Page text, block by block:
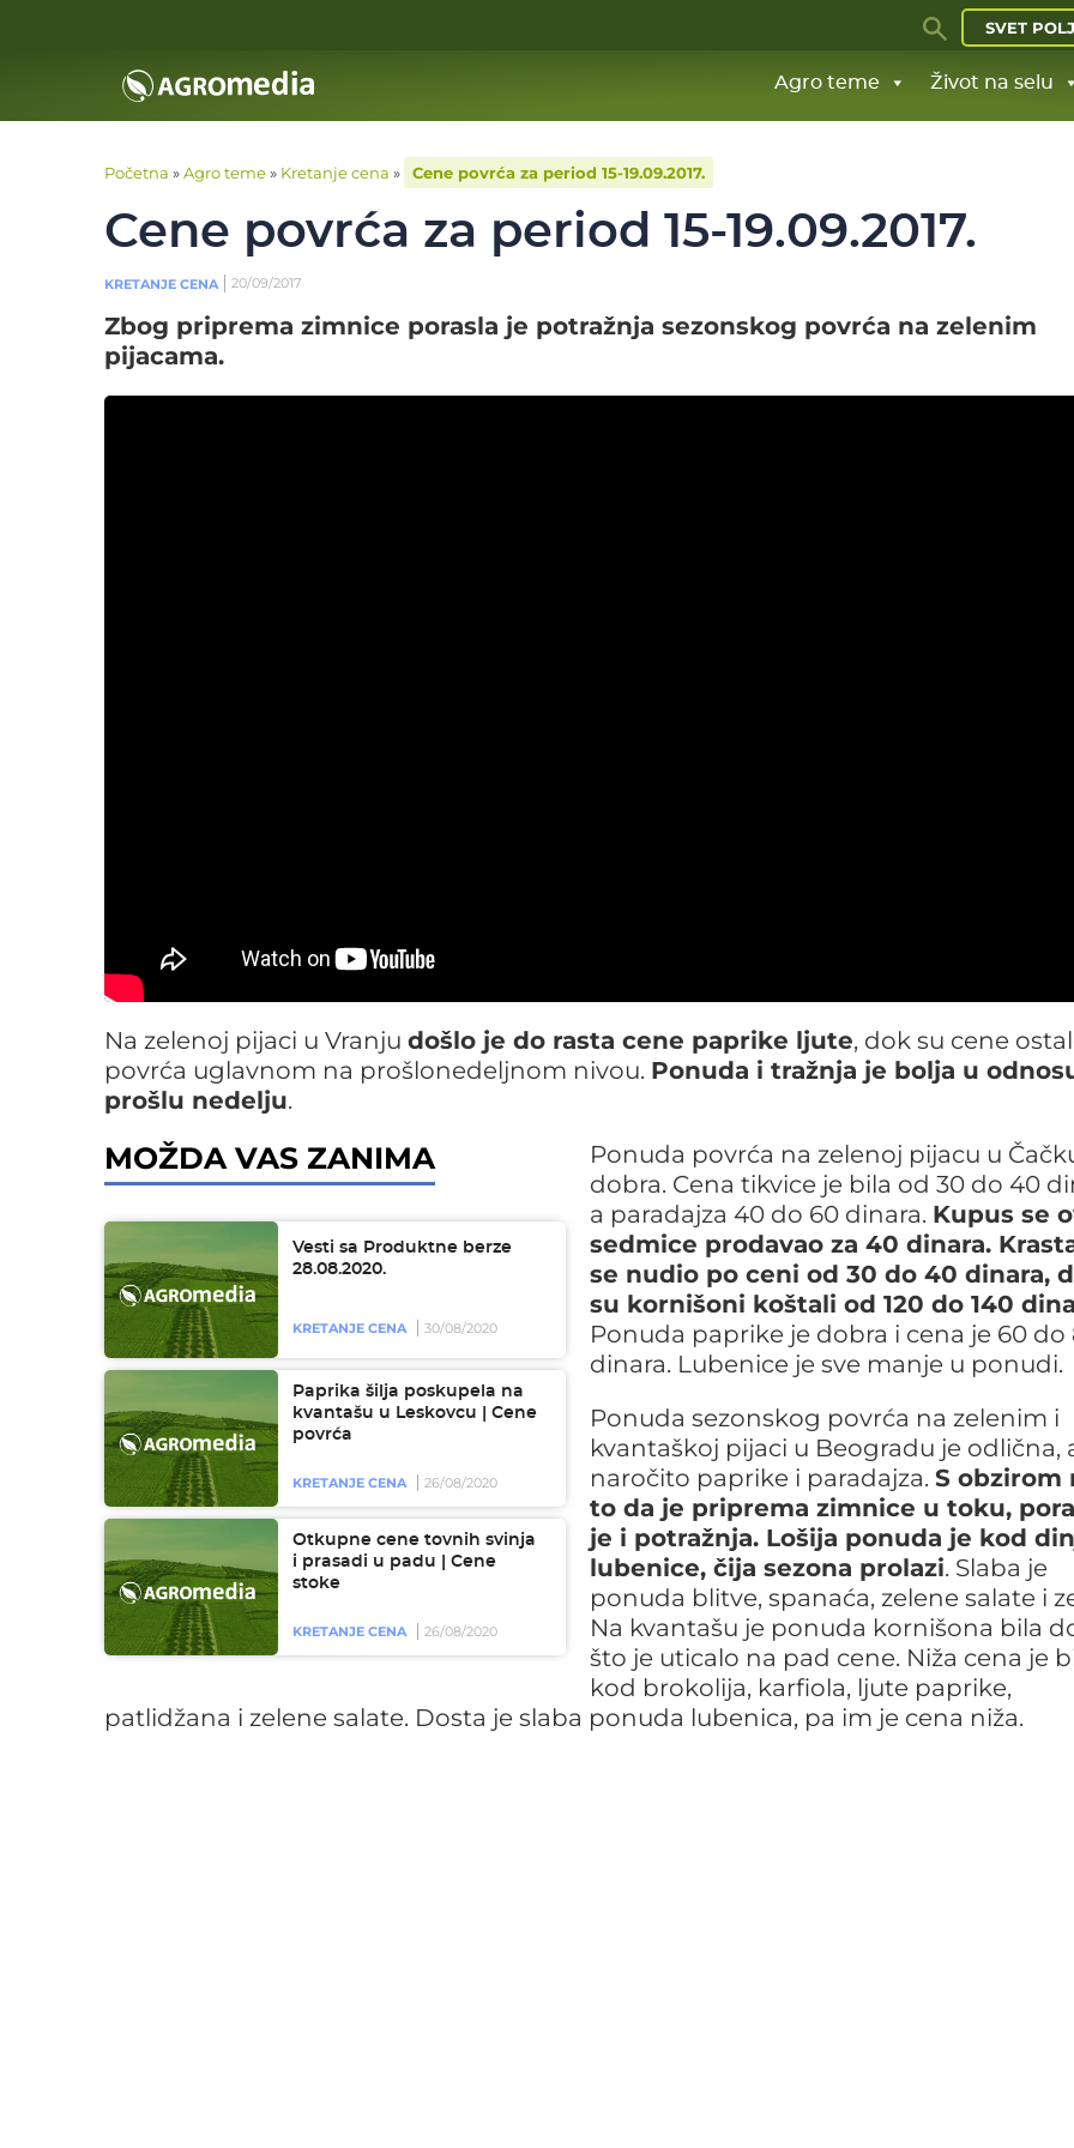
SVET
Agro teme Život na selu
Početna »Agro teme» Kretanje cena » Cene povrća za period 15-19.09.2017.
Cene povrća za period 15-19.09.2017.
KRETANJE CENA 20/09/2017
Zbog priprema zimnice porasla je potražnja sezonskog povrća na zelenim
pijacama.
Na zelenoj pijaci u Vranju došlo je do rasta cene paprike ljute, dok su cene
povrća uglavnom na prošlonedeljnom nivou. Ponuda i tražnja je bolja u
prošlu nedelju.
MOŽDA VAS ZANIMA
Vesti sa Produktne berze
28.08.2020.
KRETANJE CENA 30/08/2020
Paprika šilja poskupela na
kvantašu u Leskovcu | Cene
povrća
KRETANJE CENA 26/08/2020
Otkupne cene tovnih svinja
i prasadi u padu | Cene
stoke
KRETANJE CENA 26/08/2020
Ponuda povrća na zelenoj pijacu u
dobra. Cena tikvice je bila od 30 do 40
a paradajza 40 do 60 dinara. Kupus se
sedmice prodavao za 40 dinara.
se nudio po ceni od 30 do 40 dinara,
su kornišoni koštali od 120 do 140
Ponuda paprike je dobra i cena je 60 do
dinara. Lubenice je sve manje u ponudi.
Ponuda sezonskog povrća na zelenim i
kvantaškoj pijaci u Beogradu je odlična,
naročito paprike i paradajza. S obzirom
to da je priprema zimnice u toku,
je i potražnja. Lošija ponuda je kod
lubenice, čija sezona prolazi. Slaba je
ponuda blitve, spanaća, zelene salate i
Na kvantašu je ponuda kornišona bila
što je uticalo na pad cene. Niža cena je
kod brokolija, karfiola, ljute paprike,
patlidžana i zelene salate. Dosta je slaba ponuda lubenica, pa im je cena niža.